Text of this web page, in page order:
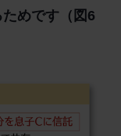
めです（図6